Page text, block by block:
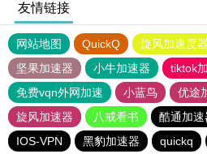
友情链接
网站地图 QuickQ 旋风加速度器
坚果加速器
小牛加速器 tiktok
免费vqn外网加速
小蓝鸟 优途
旋风加速器
八戒看书 酷通加速
IOS-VPN
黑豹加速器 quickq